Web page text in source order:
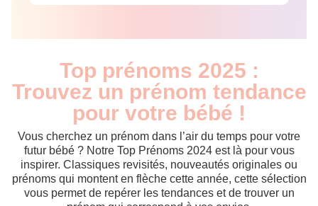
Top prénoms 2025 :
Trouvez un prénom tendance
pour votre bébé !
Vous cherchez un prénom dans l’air du temps pour votre
futur bébé ? Notre Top Prénoms 2024 est là pour vous
inspirer. Classiques revisités, nouveautés originales ou
prénoms qui montent en flèche cette année, cette sélection
vous permet de repérer les tendances et de trouver un